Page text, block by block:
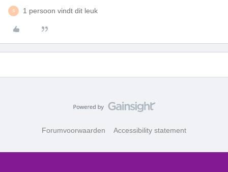
S 1 persoon vindt dit leuk
Forumvoorwaarden Accessibility statement